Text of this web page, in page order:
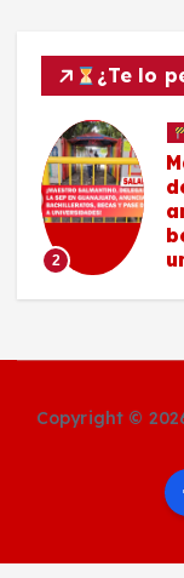
¿Te lo
2
Copyright ©